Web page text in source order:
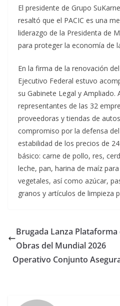
El presidente de Grupo
resaltó que el PACIC es una
liderazgo de la Presidenta de
para proteger la economía de
En la firma de la renovación del
Ejecutivo Federal estuvo
su Gabinete Legal y Ampliado.
representantes de las 32
proveedoras y tiendas de
compromiso por la defensa
estabilidad de los precios de
básico: carne de pollo, res,
leche, pan, harina de maíz
vegetales, así como azúcar,
granos y artículos de limpieza
Brugada Lanza
Obras del Mundial 2026
Operativo Conjunto